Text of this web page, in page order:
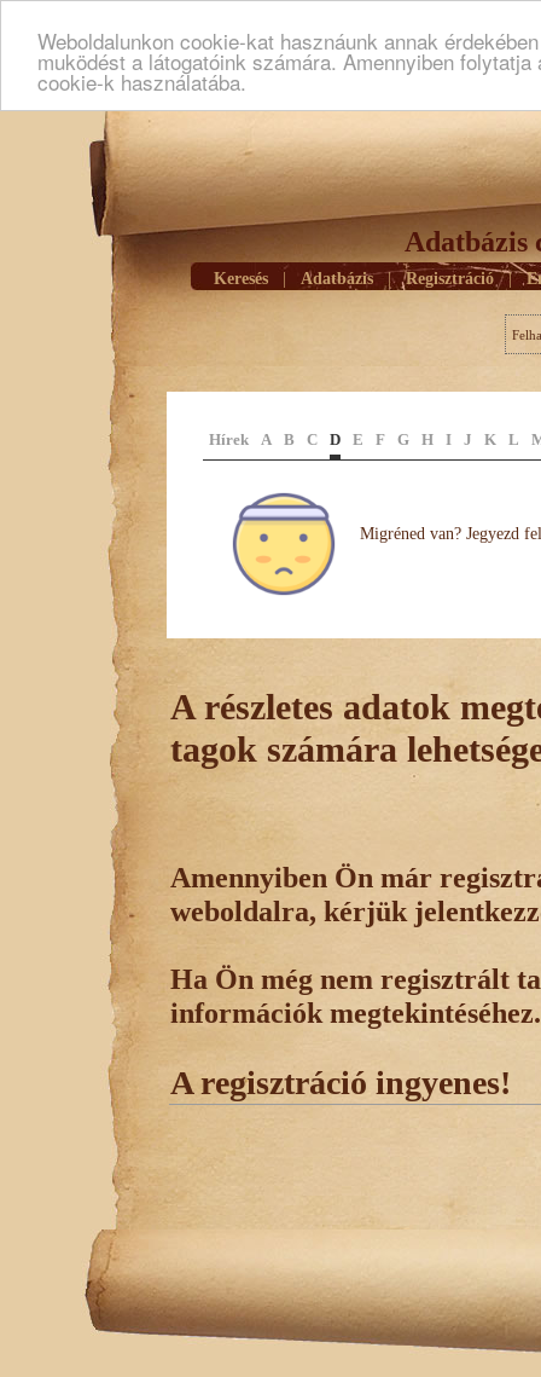
Weboldalunkon cookie-kat hasznáunk annak
muködést a látogatóink számára. Amennyiben
cookie-k használatába.
Adatbázis
Keresés Adatbázis | Regisztráció |
Hírek A B C D E F G H I J K L
Migréned van? Jegyezd
A részletes adatok
tagok számára
Amennyiben Ön már
weboldalra, kérjük
Ha Ön még nem regisztrált
információk megtekintéséhez.
A regisztráció ingyenes!